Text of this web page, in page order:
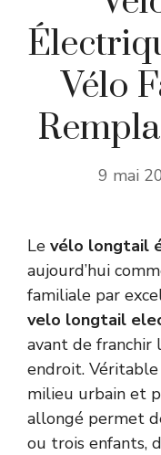
Vélo
9 mai
Le vélo longtail
aujourd’hui
familiale par
velo longtail
avant de franchir
endroit.
milieu urbain et
allongé permet
ou trois enfants,